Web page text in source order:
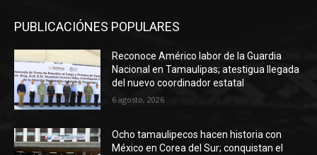
PUBLICACIÓNES POPULARES
Reconoce Américo labor de la Guardia
Nacional en Tamaulipas; atestigua llegada
del nuevo coordinador estatal
6 agosto, 2026
Ocho tamaulipecos hacen historia con
México en Corea del Sur; conquistan el